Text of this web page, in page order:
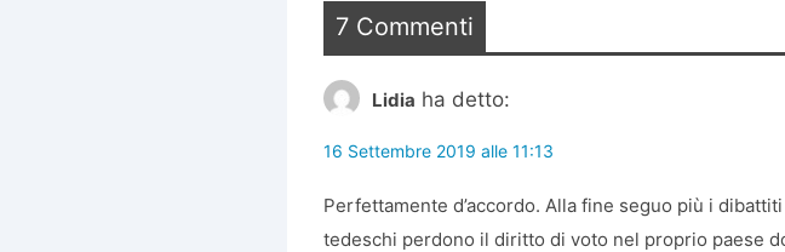
7 Commenti
Lidia ha detto:
16 Settembre 2019 alle 11:13
Perfettamente d’accordo. Alla fine seguo più i
tedeschi perdono il diritto di voto nel proprio paese